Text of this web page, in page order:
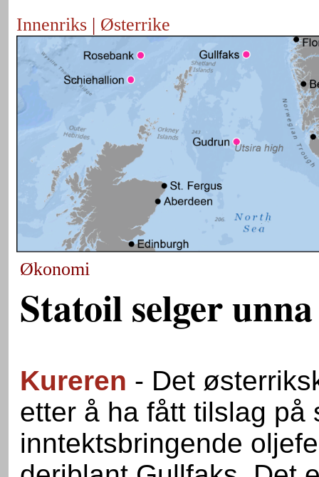
Innenriks| Østerrike
Økonomi
Statoil selger
Kureren - Det
etter å ha fått tilslag på
inntektsbringende